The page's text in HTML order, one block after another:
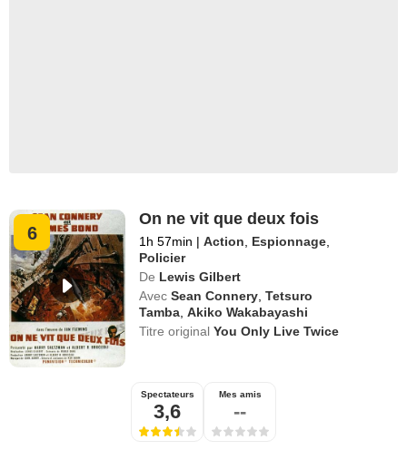
6
On ne vit que deux fois
1h 57min | Action Espionnage
Policier
De Lewis Gilbert
Avec Sean Connery ,Tetsuro
Tamba ,Akiko Wakabayashi
Titre originalYou Only Live Twice
Spectateurs
3,6
Mes amis
--